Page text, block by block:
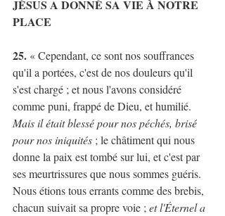
JÉSUS A DONNÉ SA VIE À NOTRE
PLACE
25. « Cependant, ce sont nos souffrances
qu'il a portées, c'est de nos douleurs qu'il
s'est chargé ; et nous l'avons considéré
comme puni, frappé de Dieu, et humilié.
Mais il était blessé pour nos péchés, brisé
pour nos iniquités ; le châtiment qui nous
donne la paix est tombé sur lui, et c'est par
ses meurtrissures que nous sommes guéris.
Nous étions tous errants comme des brebis,
chacun suivait sa propre voie ; et l'Éternel a